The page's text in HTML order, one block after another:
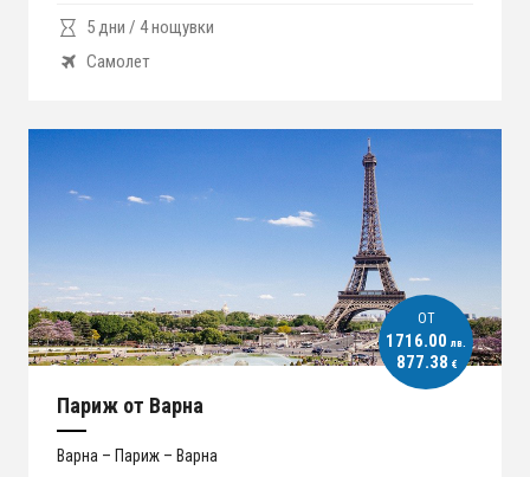
5 дни / 4 нощувки
Самолет
ОT
1716.00 лв.
877.38 €
Париж от Варна
Варна – Париж – Варна